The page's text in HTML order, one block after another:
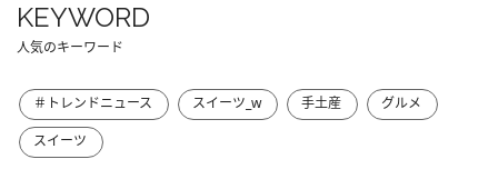
KEYWORD
人気のキーワード
＃トレンドニュース スイーツ_w 手土産
グルメ
スイーツ